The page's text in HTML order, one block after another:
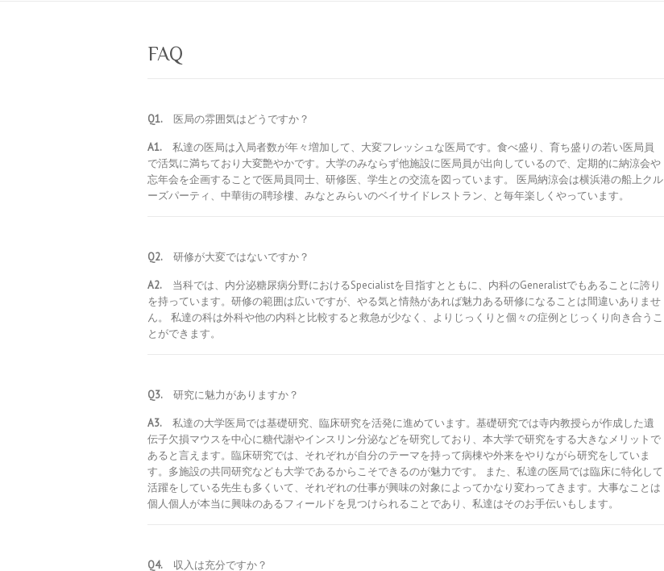
FAQ
Q1. 医局の雰囲気はどうですか？
A1. 私達の医局は入局者数が年々増加して、大変フレッシュな医局です。食べ盛り、育ち盛りの若い医局員
で活気に満ちており大変艶やかです。大学のみならず他施設に医局員が出向しているので、定期的に納涼会や
忘年会を企画することで医局員同士、研修医、学生との交流を図っています。 医局納涼会は横浜港の船上クル
ーズパーティ、中華街の聘珍樓、みなとみらいのベイサイドレストラン、と毎年楽しくやっています。
Q2. 研修が大変ではないですか？
A2. 当科では、内分泌糖尿病分野におけるSpecialistを目指すとともに、内科のGeneralistでもあることに誇り
を持っています。研修の範囲は広いですが、やる気と情熱があれば魅力ある研修になることは間違いありませ
ん。 私達の科は外科や他の内科と比較すると救急が少なく、よりじっくりと個々の症例とじっくり向き合うこ
とができます。
Q3. 研究に魅力がありますか？
A3. 私達の大学医局では基礎研究、臨床研究を活発に進めています。基礎研究では寺内教授らが作成した遺
伝子欠損マウスを中心に糖代謝やインスリン分泌などを研究しており、本大学で研究をする大きなメリットで
あると言えます。臨床研究では、それぞれが自分のテーマを持って病棟や外来をやりながら研究をしていま
す。多施設の共同研究なども大学であるからこそできるのが魅力です。 また、私達の医局では臨床に特化して
活躍をしている先生も多くいて、それぞれの仕事が興味の対象によってかなり変わってきます。大事なことは
個人個人が本当に興味のあるフィールドを見つけられることであり、私達はそのお手伝いもします。
Q4. 収入は充分ですか？